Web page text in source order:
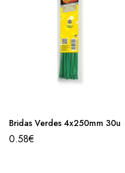
Bridas Verdes 4x250mm 30u
0.58€